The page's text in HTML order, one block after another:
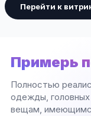
Перейти к
Примерь
Полностью
одежды,
вещам,